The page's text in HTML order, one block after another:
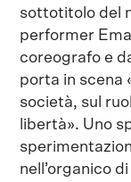
sottotitolo del
performer
coreografo e
porta in scena
società, sul
libertà». Uno
nell’organico